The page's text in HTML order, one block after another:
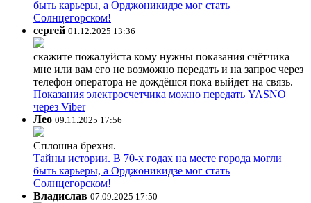
быть карьеры, а Орджоникидзе мог стать
Солнцегорском!
сергей 01.12.2025 13:36
скажите пожалуйста кому нужны показания счётчика
мне или вам его не возможно передать и на запрос через
телефон оператора не дождёшся пока выйдет на связь.
Показания электросчетчика можно передать YASNO
через Viber
Лео 09.11.2025 17:56
Сплошна брехня.
Тайны истории. В 70-х годах на месте города могли
быть карьеры, а Орджоникидзе мог стать
Солнцегорском!
Владислав 07.09.2025 17:50